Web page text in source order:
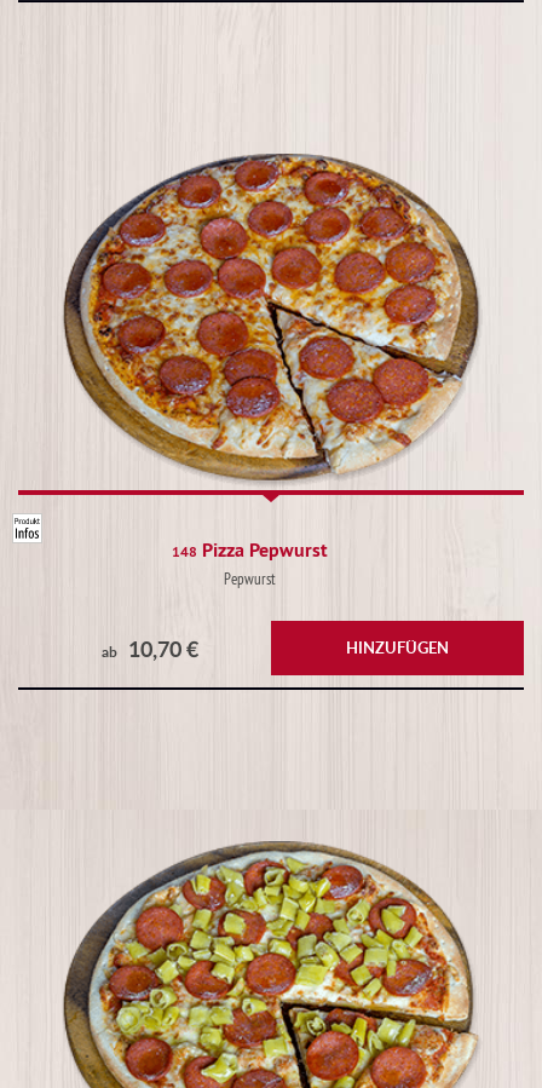
148 Pizza Pepwurst
Pepwurst
ab 10,70 € HINZUFÜGEN